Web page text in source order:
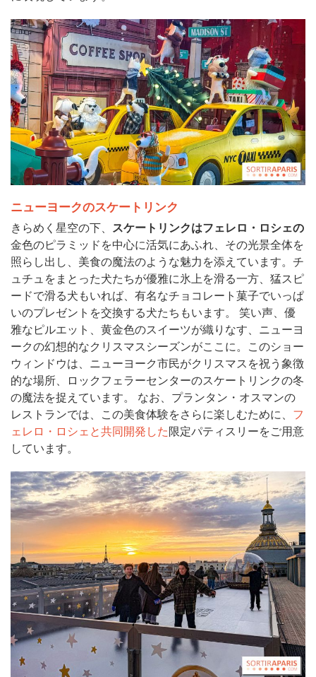
ニューヨークのスケートリンク
きらめく星空の下、 スケートリンクはフェレロ・ロシェの
金色のピラミッドを中心に活気にあふれ、その光景全体を
照らし出し、美食の魔法のような魅力を添えています。チ
ュチュをまとった犬たちが優雅に氷上を滑る一方、猛スピ
ードで滑る犬もいれば、有名なチョコレート菓子でいっぱ
いのプレゼントを交換する犬たちもいます。 笑い声、優
雅なピルエット、黄金色のスイーツが織りなす、ニューヨ
ークの幻想的なクリスマスシーズンがここに。このショー
ウィンドウは、ニューヨーク市民がクリスマスを祝う象徴
的な場所、ロックフェラーセンターのスケートリンクの冬
の魔法を捉えています。 なお、プランタン・オスマンの
レストランでは、この美食体験をさらに楽しむために、 フ
ェレロ・ロシェと共同開発した限定パティスリーをご用意
しています。